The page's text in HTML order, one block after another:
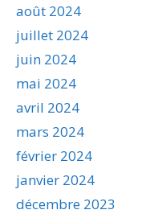
août 2024
juillet 2024
juin 2024
mai 2024
avril 2024
mars 2024
février 2024
janvier 2024
décembre 2023